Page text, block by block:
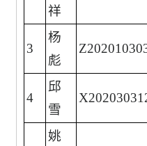
祥
3
杨
彪
4
邱
雪
姚